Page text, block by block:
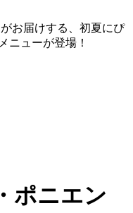
お届けする、初夏にぴ
ニューが登場！
ポニエン